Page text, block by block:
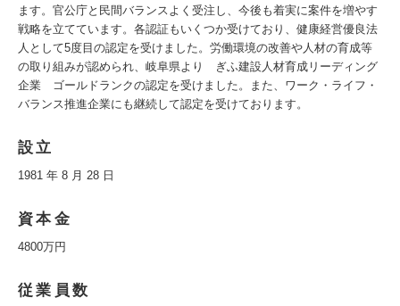
ます。官公庁と民間バランスよく受注し、今後も着実に案件を増やす
戦略を立てています。各認証もいくつか受けており、健康経営優良法
人として5度目の認定を受けました。労働環境の改善や人材の育成等
の取り組みが認められ、岐阜県より ぎふ建設人材育成リーディング
企業 ゴールドランクの認定を受けました。また、ワーク・ライフ・
バランス推進企業にも継続して認定を受けております。
設立
1981 年 8 月 28 日
資本金
4800万円
従業員数